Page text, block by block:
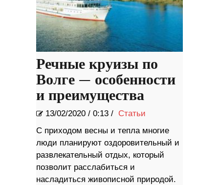
Речные круизы по
Волге — особенности
и преимущества
13/02/2020 / 0:13 / Статьи
С приходом весны и тепла многие
люди планируют оздоровительный и
развлекательный отдых, который
позволит расслабиться и
насладиться живописной природой.